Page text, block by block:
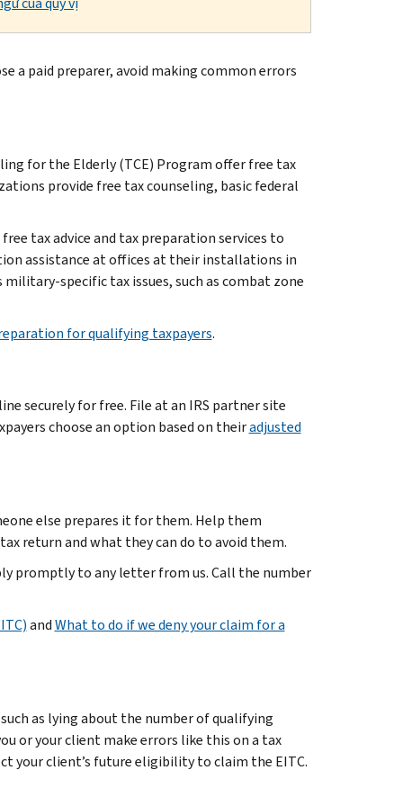
a paid preparer, avoid making common errors
for the Elderly (TCE) Program offer free tax
provide free tax counseling, basic federal
tax advice and tax preparation services to
assistance at offices at their installations in
specific tax issues, such as combat zone
for qualifying taxpayers.
securely for free. File at an IRS partner site
choose an option based on theiradjusted
else prepares it for them. Help them
return and what they can do to avoid them.
promptly to any letter from us. Call the number
andWhat to do if we deny your claim for a
as lying about the number of qualifying
or your client make errors like this on a tax
your client’s future eligibility to claim the EITC.